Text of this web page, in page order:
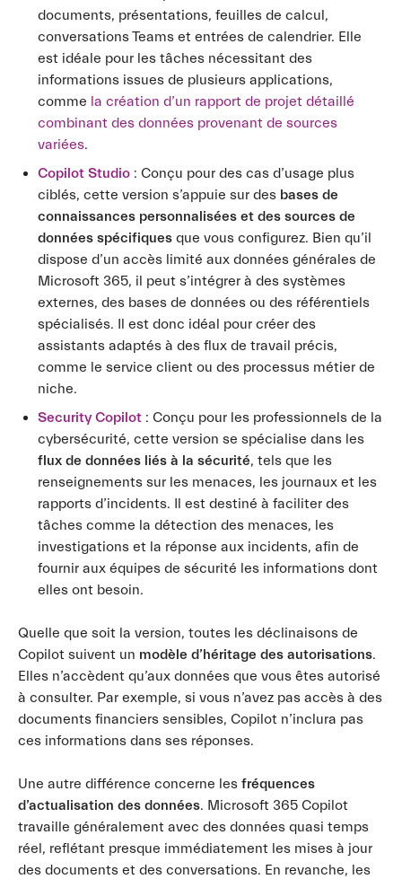
documents, présentations, feuilles de calcul,
conversations Teams et entrées de calendrier. Elle
est idéale pour les tâches nécessitant des
informations issues de plusieurs applications,
comme la création d’un rapport de projet détaillé
combinant des données provenant de sources
variées.
Copilot Studio : Conçu pour des cas d’usage plus
ciblés, cette version s’appuie sur des bases de
connaissances personnalisées et des sources de
données spécifiques que vous configurez. Bien qu’il
dispose d’un accès limité aux données générales de
Microsoft 365, il peut s’intégrer à des systèmes
externes, des bases de données ou des référentiels
spécialisés. Il est donc idéal pour créer des
assistants adaptés à des flux de travail précis,
comme le service client ou des processus métier de
niche.
Security Copilot : Conçu pour les professionnels de la
cybersécurité, cette version se spécialise dans les
flux de données liés à la sécurité, tels que les
renseignements sur les menaces, les journaux et les
rapports d’incidents. Il est destiné à faciliter des
tâches comme la détection des menaces, les
investigations et la réponse aux incidents, afin de
fournir aux équipes de sécurité les informations dont
elles ont besoin.
Quelle que soit la version, toutes les déclinaisons de
Copilot suivent un modèle d’héritage des autorisations.
Elles n’accèdent qu’aux données que vous êtes autorisé
à consulter. Par exemple, si vous n’avez pas accès à des
documents financiers sensibles, Copilot n’inclura pas
ces informations dans ses réponses.
Une autre différence concerne les fréquences
d’actualisation des données. Microsoft 365 Copilot
travaille généralement avec des données quasi temps
réel, reflétant presque immédiatement les mises à jour
des documents et des conversations. En revanche, les